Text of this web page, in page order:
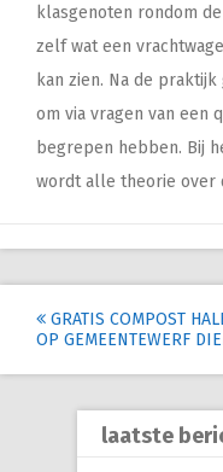
klasgenoten rondom
zelf wat een
kan zien. Na de
om via vragen van een
begrepen hebben. Bij
wordt alle theorie over
Post
GRATIS COMPOST
OP GEMEENTEWERF
laatste